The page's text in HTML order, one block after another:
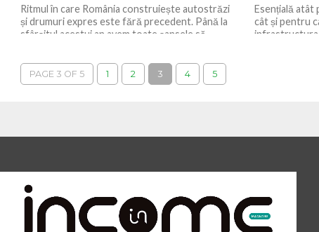
Ritmul în care România construiește autostrăzi
și drumuri expres este fără precedent. Până la
sfârșitul acestui an avem toate șansele să
Esențială atât
cât și pentru
infrastructura
PAGE 3 OF 5 1 2 3 4 5